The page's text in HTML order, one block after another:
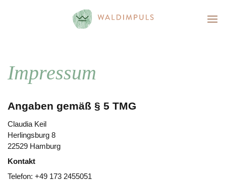
Impressum
Angaben gemäß § 5 TMG
Claudia Keil
Herlingsburg 8
22529 Hamburg
Kontakt
Telefon: +49 173 2455051